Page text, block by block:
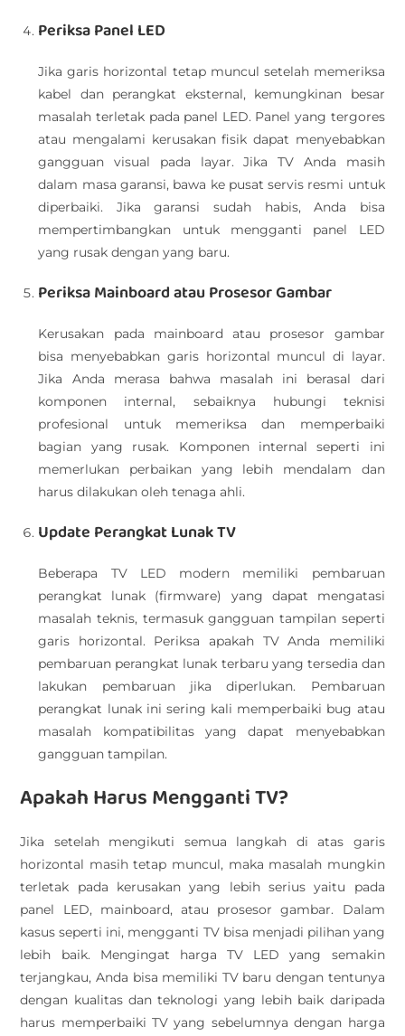
Periksa Panel LED
Jika garis horizontal tetap muncul setelah memeriksa
kabel dan perangkat eksternal, kemungkinan besar
masalah terletak pada panel LED. Panel yang tergores
atau mengalami kerusakan fisik dapat menyebabkan
gangguan visual pada layar. Jika TV Anda masih
dalam masa garansi, bawa ke pusat servis resmi untuk
diperbaiki. Jika garansi sudah habis, Anda bisa
mempertimbangkan untuk mengganti panel LED
yang rusak dengan yang baru.
Periksa Mainboard atau Prosesor Gambar
Kerusakan pada mainboard atau prosesor gambar
bisa menyebabkan garis horizontal muncul di layar.
Jika Anda merasa bahwa masalah ini berasal dari
komponen internal, sebaiknya hubungi teknisi
profesional untuk memeriksa dan memperbaiki
bagian yang rusak. Komponen internal seperti ini
memerlukan perbaikan yang lebih mendalam dan
harus dilakukan oleh tenaga ahli.
Update Perangkat Lunak TV
Beberapa TV LED modern memiliki pembaruan
perangkat lunak (firmware) yang dapat mengatasi
masalah teknis, termasuk gangguan tampilan seperti
garis horizontal. Periksa apakah TV Anda memiliki
pembaruan perangkat lunak terbaru yang tersedia dan
lakukan pembaruan jika diperlukan. Pembaruan
perangkat lunak ini sering kali memperbaiki bug atau
masalah kompatibilitas yang dapat menyebabkan
gangguan tampilan.
Apakah Harus Mengganti TV?
Jika setelah mengikuti semua langkah di atas garis
horizontal masih tetap muncul, maka masalah mungkin
terletak pada kerusakan yang lebih serius yaitu pada
panel LED, mainboard, atau prosesor gambar. Dalam
kasus seperti ini, mengganti TV bisa menjadi pilihan yang
lebih baik. Mengingat harga TV LED yang semakin
terjangkau, Anda bisa memiliki TV baru dengan tentunya
dengan kualitas dan teknologi yang lebih baik daripada
harus memperbaiki TV yang sebelumnya dengan harga